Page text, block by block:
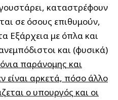
καταστρέφουν
σε όσους επιθυμούν,
Εξάρχεια με όπλα και
και (φυσικά)
παράνομης και
είναι αρκετά, πόσο άλλο
ο υπουργός και οι